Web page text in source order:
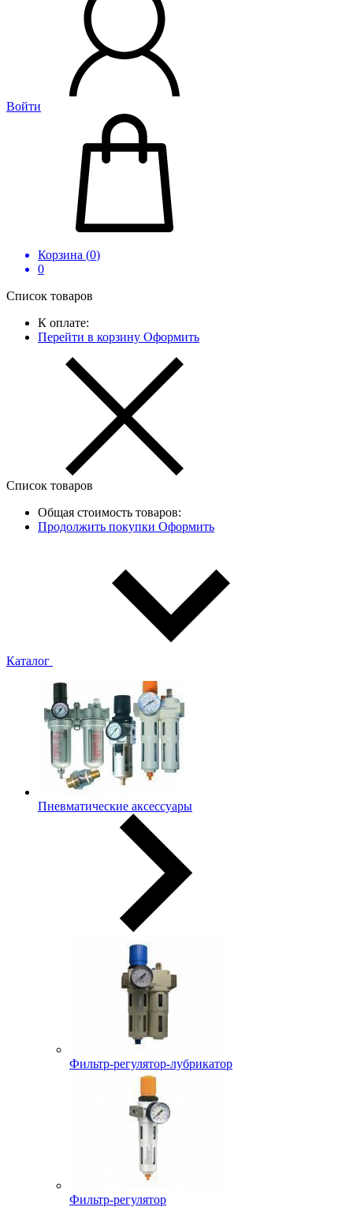
Войти
Корзина (0)
0
Список товаров
К оплате:
Перейти в корзину Оформить
Список товаров
Общая стоимость товаров:
Продолжить покупки Оформить
Каталог
Пневматические аксессуары
Фильтр-регулятор-лубрикатор
Фильтр-регулятор